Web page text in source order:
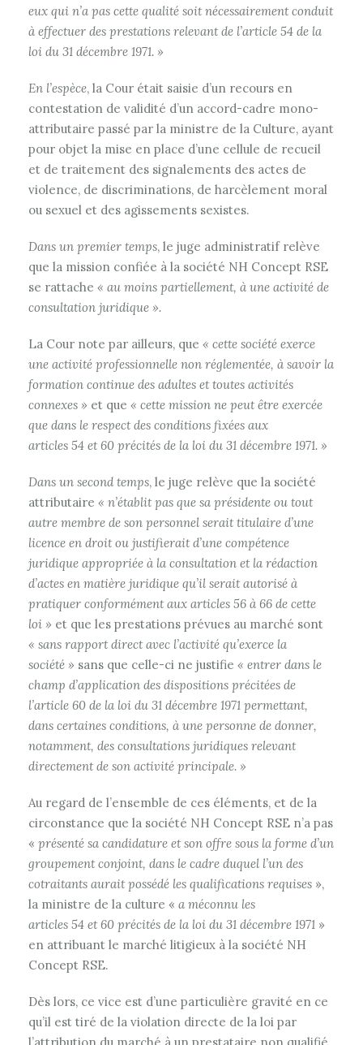
eux qui n’a pas cette qualité soit nécessairement conduit
à effectuer des prestations relevant de l’article 54 de la
loi du 31 décembre 1971. »
En l’espèce, la Cour était saisie d’un recours en
contestation de validité d’un accord-cadre mono-
attributaire passé par la ministre de la Culture, ayant
pour objet la mise en place d’une cellule de recueil
et de traitement des signalements des actes de
violence, de discriminations, de harcèlement moral
ou sexuel et des agissements sexistes.
Dans un premier temps, le juge administratif relève
que la mission confiée à la société NH Concept RSE
se rattache « au moins partiellement, à une activité de
consultation juridique ».
La Cour note par ailleurs, que « cette société exerce
une activité professionnelle non réglementée, à savoir la
formation continue des adultes et toutes activités
connexes » et que « cette mission ne peut être exercée
que dans le respect des conditions fixées aux
articles 54 et 60 précités de la loi du 31 décembre 1971. »
Dans un second temps, le juge relève que la société
attributaire « n’établit pas que sa présidente ou tout
autre membre de son personnel serait titulaire d’une
licence en droit ou justifierait d’une compétence
juridique appropriée à la consultation et la rédaction
d’actes en matière juridique qu’il serait autorisé à
pratiquer conformément aux articles 56 à 66 de cette
loi » et que les prestations prévues au marché sont
« sans rapport direct avec l’activité qu’exerce la
société » sans que celle-ci ne justifie « entrer dans le
champ d’application des dispositions précitées de
l’article 60 de la loi du 31 décembre 1971 permettant,
dans certaines conditions, à une personne de donner,
notamment, des consultations juridiques relevant
directement de son activité principale. »
Au regard de l’ensemble de ces éléments, et de la
circonstance que la société NH Concept RSE n’a pas
« présenté sa candidature et son offre sous la forme d’un
groupement conjoint, dans le cadre duquel l’un des
cotraitants aurait possédé les qualifications requises »,
la ministre de la culture « a méconnu les
articles 54 et 60 précités de la loi du 31 décembre 1971 »
en attribuant le marché litigieux à la société NH
Concept RSE.
Dès lors, ce vice est d’une particulière gravité en ce
qu’il est tiré de la violation directe de la loi par